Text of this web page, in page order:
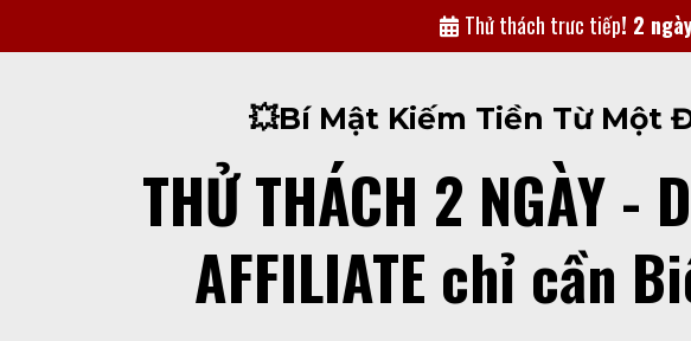
Thử thách trưc tiếp! 2
💥Bí Mật Kiếm Tiền Từ Một
THỬ THÁCH 2 NGÀY -
AFFILIATE chỉ cần